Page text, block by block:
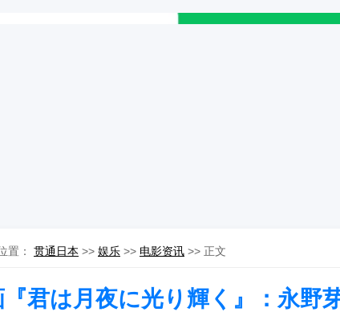
置： 贯通日本 >> 娱乐 >> 电影资讯 >> 正文
『君は月夜に光り輝く』：永野